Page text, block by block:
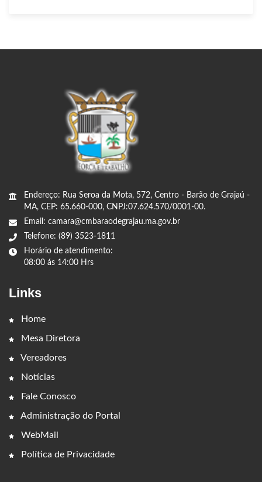
Endereço: Rua Seroa da Mota, 572, Centro - Barão de Grajaú -
MA, CEP: 65.660-000, CNPJ:07.624.570/0001-00.
Email: camara@cmbaraodegrajau.ma.gov.br
Telefone: (89) 3523-1811
Horário de atendimento:
08:00 ás 14:00 Hrs
Links
Home
Mesa Diretora
Vereadores
Notícias
Fale Conosco
Administração do Portal
WebMail
Política de Privacidade